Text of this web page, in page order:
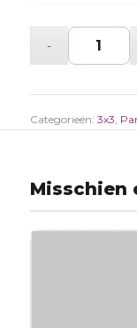
Categorieën: 3x3,
Misschien